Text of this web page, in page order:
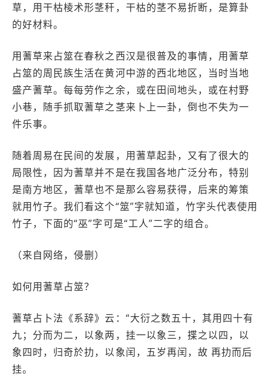
草，用干枯棱术形茎秆，干枯的茎不易折断，是算卦
的好材料。
用蓍草来占筮在春秋之西汉是很普及的事情，用蓍草
占筮的周民族生活在黄河中游的西北地区，当时当地
盛产蓍草。每每劳作之余，或在田间地头，或在村野
小巷，随手抓取蓍草之茎来卜上一卦，倒也不失为一
件乐事。
随着周易在民间的发展，用蓍草起卦，又有了很大的
局限性，因为蓍草并不是在我国各地广泛分布，特别
是南方地区，蓍草也不是那么容易获得，后来的筹策
就用竹子。我们看这个“筮”字就知道，竹字头代表使用
竹子，下面的“巫”字可是“工人”二字的组合。
（来自网络，侵删）
如何用蓍草占筮？
蓍草占卜法《系辞》云：“大衍之数五十，其用四十有
九；分而为二，以象两，挂一以象三，揲之以四，以
象四时，归奇於扐，以象闰，五岁再闰，故 再扐而后
挂。